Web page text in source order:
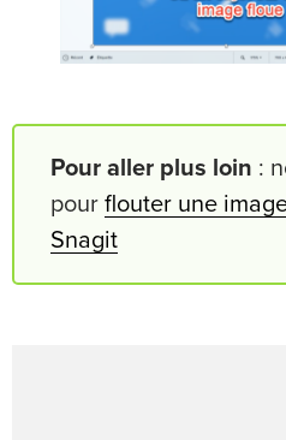
Pour aller plus loin :
pour flouter une
Snagit